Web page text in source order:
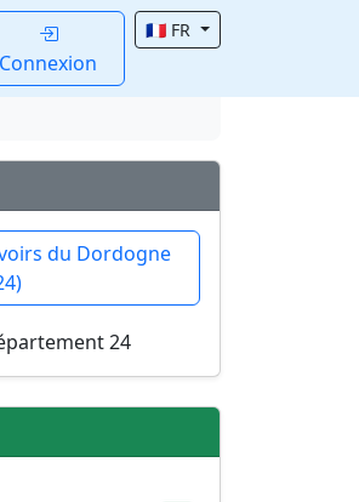
Connexion
🇫🇷 FR
du Dordogne